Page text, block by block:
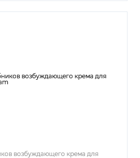
возбуждающего крема для